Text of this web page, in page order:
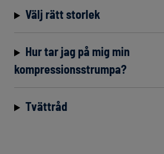
Välj rätt storlek
Hur tar jag på mig min
kompressionsstrumpa?
Tvättråd